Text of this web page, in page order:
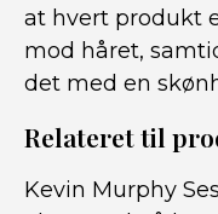
at hvert produkt
mod håret,
det med en
Relateret til
Kevin Murphy